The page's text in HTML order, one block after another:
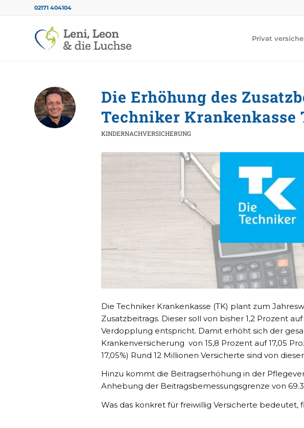
02171 404104
Privat
Die Erhöhung des
Techniker Krankenkasse
KINDERNACHVERSICHERUNG
Die Techniker Krankenkasse (TK) plant zum
Zusatzbeitrags. Dieser soll von bisher 1,2 Prozent
Verdopplung entspricht. Damit erhöht sich der
Krankenversicherung von 15,8 Prozent auf 17,05
17,05%) Rund 12 Millionen Versicherte sind von
Hinzu kommt die Beitragserhöhung in der
Anhebung der Beitragsbemessungsgrenze von
Was das konkret für freiwillig Versicherte bedeutet,